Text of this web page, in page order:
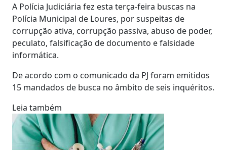
A Polícia Judiciária fez esta terça-feira buscas na
Polícia Municipal de Loures, por suspeitas de
corrupção ativa, corrupção passiva, abuso de poder,
peculato, falsificação de documento e falsidade
informática.
De acordo com o comunicado da PJ foram emitidos
15 mandados de busca no âmbito de seis inquéritos.
Leia também